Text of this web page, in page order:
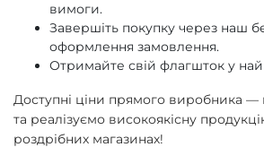
вимоги.
Завершіть покупку через наш
оформлення замовлення.
Отримайте свій флагшток у
Доступні ціни прямого виробника
та реалізуємо високоякісну
роздрібних магазинах!